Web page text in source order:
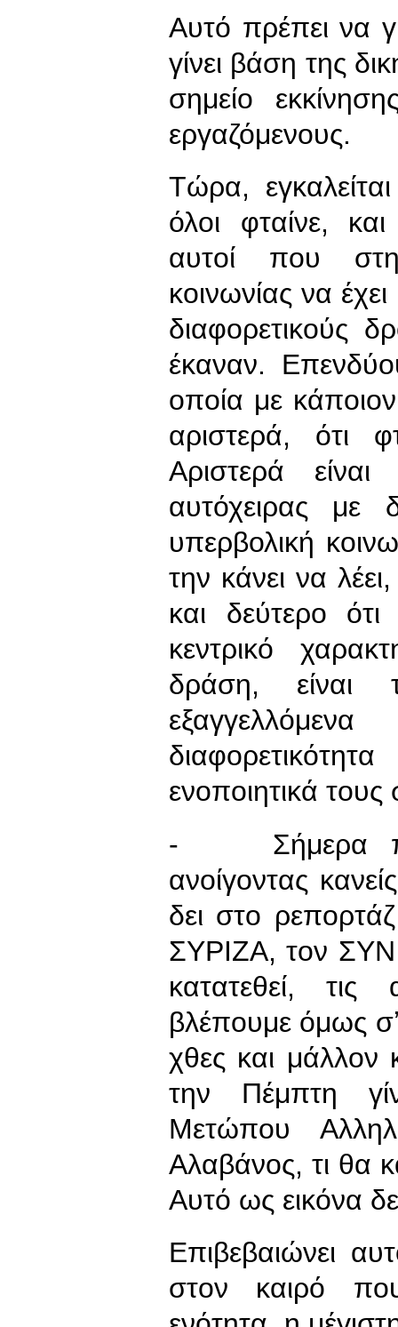
Αυτό πρέπει να
γίνει βάση της
σημείο
εργαζόμενους.
Τώρα,
όλοι φταίνε,
αυτοί που
κοινωνίας να
διαφορετικούς
έκαναν.
οποία με
αριστερά, ότι
Αριστερά
αυτόχειρας
υπερβολική
την κάνει να
και δεύτερο
κεντρικό
δράση, είναι
ενοποιητικά τους
- Σήμερα που
ανοίγοντας
δει στο
ΣΥΡΙΖΑ, τον ΣΥΝ
κατατεθεί,
βλέπουμε όμως
χθες και μάλλον
την Πέμπτη
Μετώπου
Αλαβάνος, τι θα
Αυτό ως εικόνα
Επιβεβαιώνει
στον καιρό